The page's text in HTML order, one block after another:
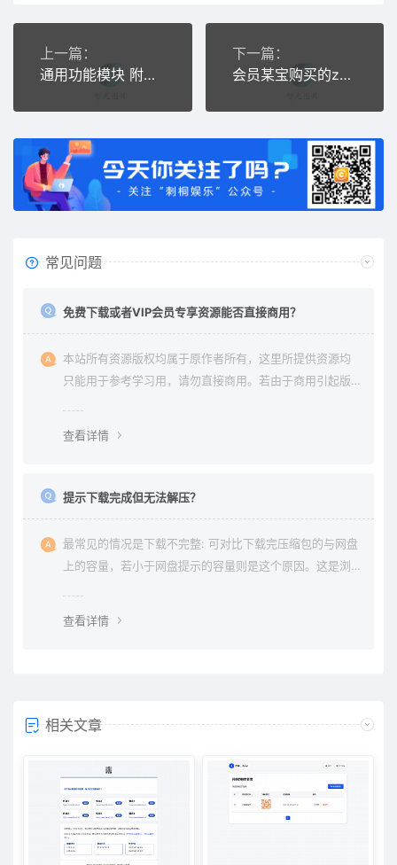
上一篇：
通用功能模块 附近商家多门店地图导航V1.6.1 开源版
下一篇：
会员某宝购买的zblogphp网址微信分类导航主题模板 自适应网址分类导航网站源码 附教程
常见问题
免费下载或者VIP会员专享资源能否直接商用？
本站所有资源版权均属于原作者所有，这里所提供资源均
只能用于参考学习用，请勿直接商用。若由于商用引起版
查看详情
提示下载完成但无法解压？
最常见的情况是下载不完整: 可对比下载完压缩包的与网盘
上的容量，若小于网盘提示的容量则是这个原因。这是浏
查看详情
相关文章